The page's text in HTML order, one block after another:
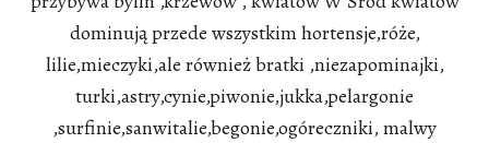
dominują przede wszystkim hortensje,róże,
lilie,mieczyki,ale również bratki ,niezapominajki,
turki,astry,cynie,piwonie,jukka,pelargonie
,surfinie,sanwitalie,begonie,ogóreczniki, malwy